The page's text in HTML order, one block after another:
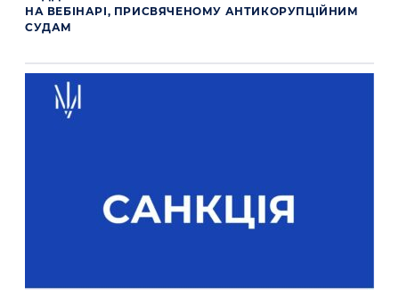
НА ВЕБІНАРІ, ПРИСВЯЧЕНОМУ АНТИКОРУПЦІЙНИМ
СУДАМ